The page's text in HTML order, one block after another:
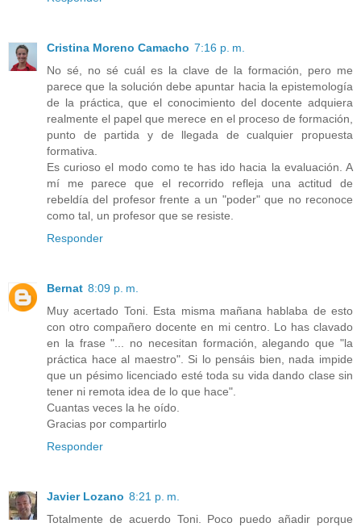
Cristina Moreno Camacho 7:16 p. m.
No sé, no sé cuál es la clave de la formación, pero me
parece que la solución debe apuntar hacia la epistemología
de la práctica, que el conocimiento del docente adquiera
realmente el papel que merece en el proceso de formación,
punto de partida y de llegada de cualquier propuesta
formativa.
Es curioso el modo como te has ido hacia la evaluación. A
mí me parece que el recorrido refleja una actitud de
rebeldía del profesor frente a un "poder" que no reconoce
como tal, un profesor que se resiste.
Responder
Bernat 8:09 p. m.
Muy acertado Toni. Esta misma mañana hablaba de esto
con otro compañero docente en mi centro. Lo has clavado
en la frase "... no necesitan formación, alegando que "la
práctica hace al maestro". Si lo pensáis bien, nada impide
que un pésimo licenciado esté toda su vida dando clase sin
tener ni remota idea de lo que hace".
Cuantas veces la he oído.
Gracias por compartirlo
Responder
Javier Lozano 8:21 p. m.
Totalmente de acuerdo Toni. Poco puedo añadir porque